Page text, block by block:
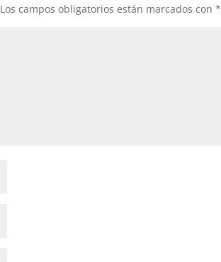
Los campos obligatorios están marcados con*